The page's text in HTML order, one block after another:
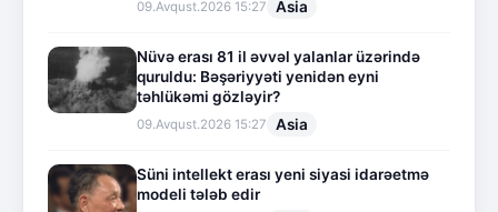
09.Avqust.2026 15:27 Asia
Nüvə erası 81 il əvvəl yalanlar üzərində
quruldu: Bəşəriyyəti yenidən eyni
təhlükəmi gözləyir?
09.Avqust.2026 15:27 Asia
Süni intellekt erası yeni siyasi idarəetmə
modeli tələb edir